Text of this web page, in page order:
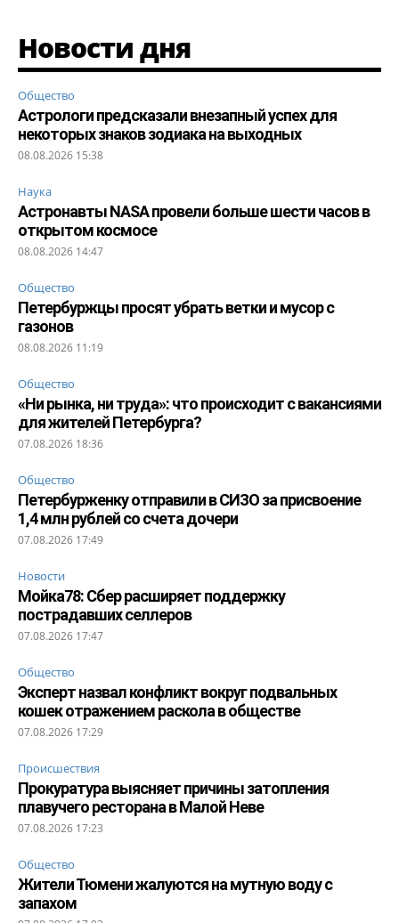
Новости дня
Общество
Астрологи предсказали внезапный успех для
некоторых знаков зодиака на выходных
08.08.2026 15:38
Наука
Астронавты NASA провели больше шести часов в
открытом космосе
08.08.2026 14:47
Общество
Петербуржцы просят убрать ветки и мусор с
газонов
08.08.2026 11:19
Общество
«Ни рынка, ни труда»: что происходит с вакансиями
для жителей Петербурга?
07.08.2026 18:36
Общество
Петербурженку отправили в СИЗО за присвоение
1,4 млн рублей со счета дочери
07.08.2026 17:49
Новости
Мойка78: Сбер расширяет поддержку
пострадавших селлеров
07.08.2026 17:47
Общество
Эксперт назвал конфликт вокруг подвальных
кошек отражением раскола в обществе
07.08.2026 17:29
Происшествия
Прокуратура выясняет причины затопления
плавучего ресторана в Малой Неве
07.08.2026 17:23
Общество
Жители Тюмени жалуются на мутную воду с
запахом